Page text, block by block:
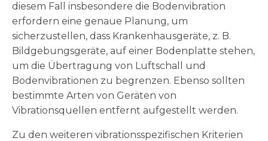
diesem Fall insbesondere die Bodenvibration
erfordern eine genaue Planung, um
sicherzustellen, dass Krankenhausgeräte, z. B.
Bildgebungsgeräte, auf einer Bodenplatte stehen,
um die Übertragung von Luftschall und
Bodenvibrationen zu begrenzen. Ebenso sollten
bestimmte Arten von Geräten von
Vibrationsquellen entfernt aufgestellt werden.
Zu den weiteren vibrationsspezifischen Kriterien